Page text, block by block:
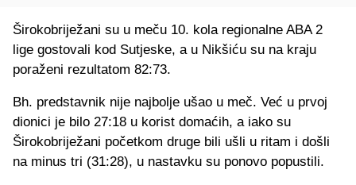
Širokobriježani su u meču 10. kola regionalne ABA 2
lige gostovali kod Sutjeske, a u Nikšiću su na kraju
poraženi rezultatom 82:73.
Bh. predstavnik nije najbolje ušao u meč. Već u prvoj
dionici je bilo 27:18 u korist domaćih, a iako su
Širokobriježani početkom druge bili ušli u ritam i došli
na minus tri (31:28), u nastavku su ponovo popustili.